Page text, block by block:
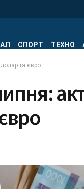
СПОРТ ТЕХНО
та євро